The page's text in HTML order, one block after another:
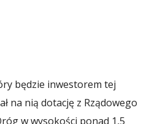
będzie inwestorem tej
na nią dotację z Rządowego
w wysokości ponad 1,5